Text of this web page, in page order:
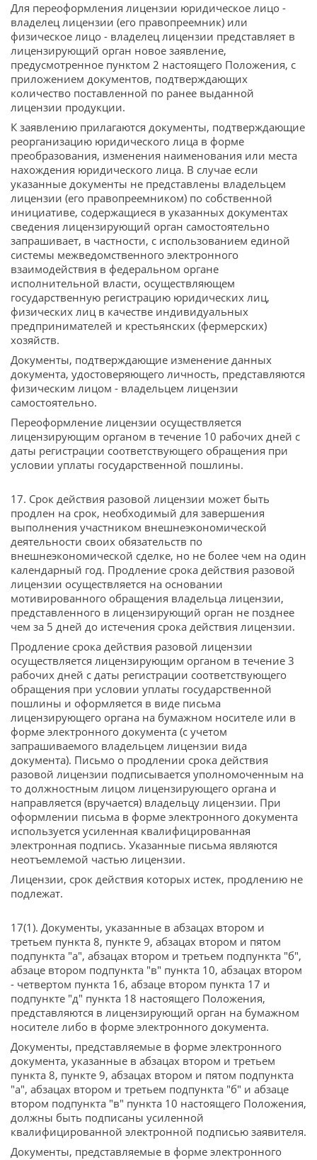
Для переоформления лицензии юридическое лицо -
владелец лицензии (его правопреемник) или
физическое лицо - владелец лицензии представляет в
лицензирующий орган новое заявление,
предусмотренное пунктом 2 настоящего Положения, с
приложением документов, подтверждающих
количество поставленной по ранее выданной
лицензии продукции.
К заявлению прилагаются документы, подтверждающие
реорганизацию юридического лица в форме
преобразования, изменения наименования или места
нахождения юридического лица. В случае если
указанные документы не представлены владельцем
лицензии (его правопреемником) по собственной
инициативе, содержащиеся в указанных документах
сведения лицензирующий орган самостоятельно
запрашивает, в частности, с использованием единой
системы межведомственного электронного
взаимодействия в федеральном органе
исполнительной власти, осуществляющем
государственную регистрацию юридических лиц,
физических лиц в качестве индивидуальных
предпринимателей и крестьянских (фермерских)
хозяйств.
Документы, подтверждающие изменение данных
документа, удостоверяющего личность, представляются
физическим лицом - владельцем лицензии
самостоятельно.
Переоформление лицензии осуществляется
лицензирующим органом в течение 10 рабочих дней с
даты регистрации соответствующего обращения при
условии уплаты государственной пошлины.
17. Срок действия разовой лицензии может быть
продлен на срок, необходимый для завершения
выполнения участником внешнеэкономической
деятельности своих обязательств по
внешнеэкономической сделке, но не более чем на один
календарный год. Продление срока действия разовой
лицензии осуществляется на основании
мотивированного обращения владельца лицензии,
представленного в лицензирующий орган не позднее
чем за 5 дней до истечения срока действия лицензии.
Продление срока действия разовой лицензии
осуществляется лицензирующим органом в течение 3
рабочих дней с даты регистрации соответствующего
обращения при условии уплаты государственной
пошлины и оформляется в виде письма
лицензирующего органа на бумажном носителе или в
форме электронного документа (с учетом
запрашиваемого владельцем лицензии вида
документа). Письмо о продлении срока действия
разовой лицензии подписывается уполномоченным на
то должностным лицом лицензирующего органа и
направляется (вручается) владельцу лицензии. При
оформлении письма в форме электронного документа
используется усиленная квалифицированная
электронная подпись. Указанные письма являются
неотъемлемой частью лицензии.
Лицензии, срок действия которых истек, продлению не
подлежат.
17(1). Документы, указанные в абзацах втором и
третьем пункта 8, пункте 9, абзацах втором и пятом
подпункта "а", абзацах втором и третьем подпункта "б",
абзаце втором подпункта "в" пункта 10, абзацах втором
- четвертом пункта 16, абзаце втором пункта 17 и
подпункте "д" пункта 18 настоящего Положения,
представляются в лицензирующий орган на бумажном
носителе либо в форме электронного документа.
Документы, представляемые в форме электронного
документа, указанные в абзацах втором и третьем
пункта 8, пункте 9, абзацах втором и пятом подпункта
"а", абзацах втором и третьем подпункта "б" и абзаце
втором подпункта "в" пункта 10 настоящего Положения,
должны быть подписаны усиленной
квалифицированной электронной подписью заявителя.
Документы, представляемые в форме электронного